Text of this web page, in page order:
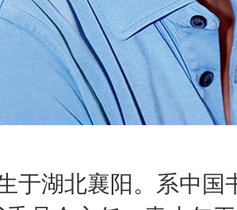
于湖北襄阳。系中